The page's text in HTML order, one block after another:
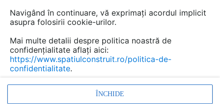
Navigând în continuare, vă exprimați acordul implicit
asupra folosirii cookie-urilor.
Mai multe detalii despre politica noastră de
confidențialitate aflați aici:
https://www.spatiulconstruit.ro/politica-de-
confidentialitate.
ÎNCHIDE